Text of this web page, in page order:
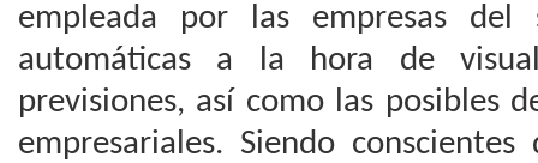
empleada por las empresas
automáticas a la hora de
previsiones, así como las posibles
empresariales. Siendo